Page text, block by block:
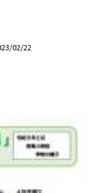
02/22